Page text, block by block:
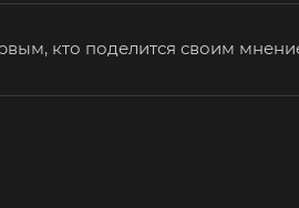
кто поделится своим